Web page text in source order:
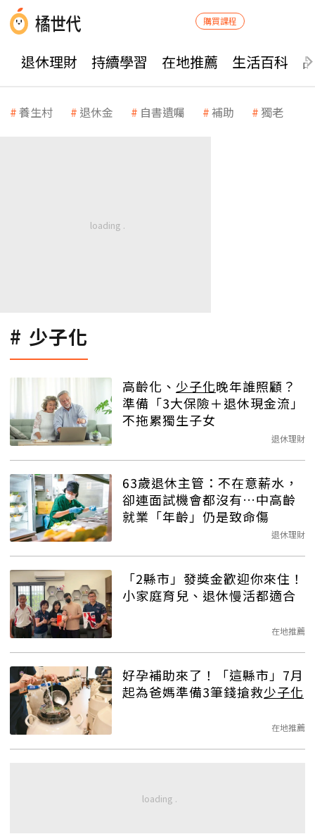
購買課程
退休理財 持續學習 在地推薦 生活百科
養生村 退休金 自書遺囑 補助 獨老
少子化
高齡化、 少子化晚年誰照顧？
準備「3大保險＋退休現金流」
不拖累獨生子女
退休理財
63歲退休主管：不在意薪水，
卻連面試機會都沒有…中高齡
就業「年齡」仍是致命傷
退休理財
「2縣市」發獎金歡迎你來住！
小家庭育兒、退休慢活都適合
在地推薦
好孕補助來了！「這縣市」7月
起為爸媽準備3筆錢搶救少子化
在地推薦